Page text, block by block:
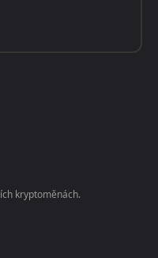
kryptoměnách.